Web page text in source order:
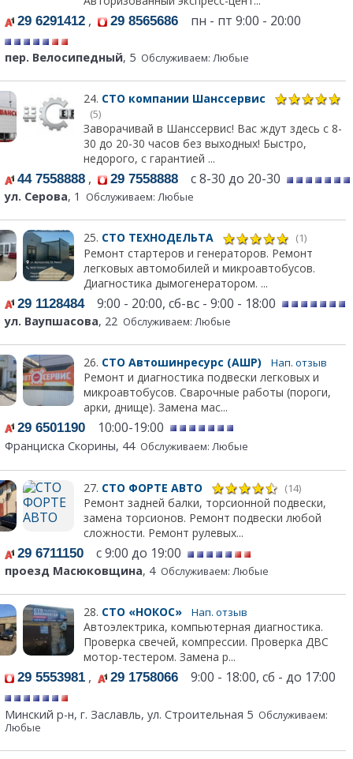
29 6291412 , 29 8565686 пн - пт 9:00 - 20:00
пер. Велосипедный, 5 Обслуживаем: Любые
24. СТО компании Шанссервис
(5)
Заворачивай в Шанссервис! Вас ждут здесь с 8-
30 до 20-30 часов без выходных! Быстро,
недорого, с гарантией ...
44 7558888 , 29 7558888 с 8-30 до 20-30
ул. Серова, 1 Обслуживаем: Любые
25. СТО ТЕХНОДЕЛЬТА (1)
Ремонт стартеров и генераторов. Ремонт
легковых автомобилей и микроавтобусов.
Диагностика дымогенератором. ...
29 11284849:00 - 20:00, сб-вс - 9:00 - 18:00
ул. Ваупшасова, 22 Обслуживаем: Любые
26. СТО Автошинресурс (АШР) Нап. отзыв
Ремонт и диагностика подвески легковых и
микроавтобусов. Сварочные работы (пороги,
арки, днище). Замена мас...
29 6501190 10:00-19:00
Франциска Скорины, 44 Обслуживаем: Любые
27. СТО ФОРТЕ АВТО (14)
Ремонт задней балки, торсионной подвески,
замена торсионов. Ремонт подвески любой
сложности. Ремонт рулевых...
29 6711150 с 9:00 до 19:00
проезд Масюковщина, 4 Обслуживаем: Любые
28. СТО «НОКОС» Нап. отзыв
Автоэлектрика, компьютерная диагностика.
Проверка свечей, компрессии. Проверка ДВС
мотор-тестером. Замена р...
29 5553981 , 29 1758066 9:00 - 18:00, сб - до 17:00
Минский р-н, г. Заславль, ул. Строительная 5 Обслуживаем:
Любые